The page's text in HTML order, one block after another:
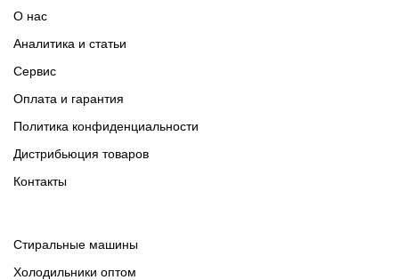
О нас
Аналитика и статьи
Сервис
Оплата и гарантия
Политика конфиденциальности
Дистрибьюция товаров
Контакты
Cтиральные машины
Холодильники оптом